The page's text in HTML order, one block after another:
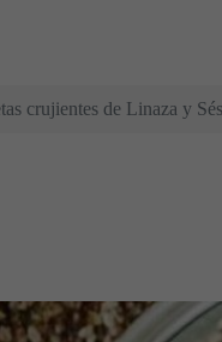
crujientes de Linaza y